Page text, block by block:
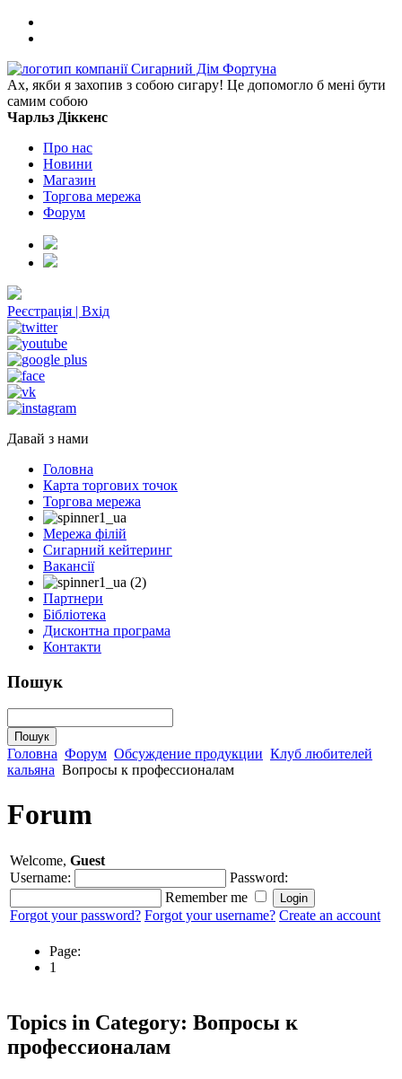
Ах, якби я захопив з собою сигару! Це допомогло б мені бути
самим собою
Чарльз Діккенс
Про нас
Новини
Магазин
Торгова мережа
Форум
Реєстрація | Вхід
Давай з нами
Головна
Карта торгових точок
Торгова мережа
Мережа філій
Сигарний кейтеринг
Вакансії
Партнери
Бібліотека
Дисконтна програма
Контакти
Пошук
Головна Форум Обсуждение продукции Клуб любителей
кальяна Вопросы к профессионалам
Forum
Welcome, Guest
Username:
Password:
Remember me
Forgot your password? Forgot your username? Create an account
Page:
1
Topics in Category: Вопросы к
профессионалам